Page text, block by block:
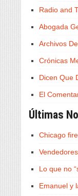
Radio and
Abogada
Archivos
Crónicas
Dicen Que
El
Últimas
Chicago
Lo que no
Emanuel y